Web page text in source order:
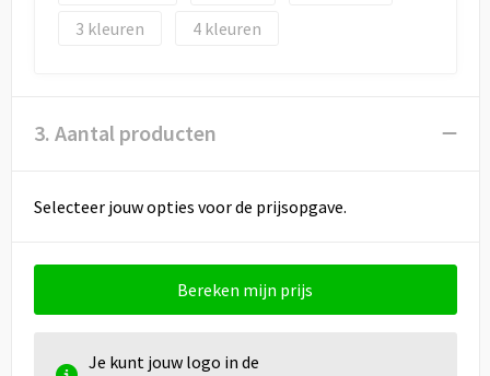
3
4
3. Aantal producten
Selecteer jouw opties voor de prijsopgave.
Bereken mijn prijs
Je kunt jouw logo in de